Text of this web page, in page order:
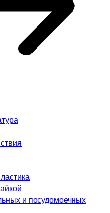
и посудомоечных